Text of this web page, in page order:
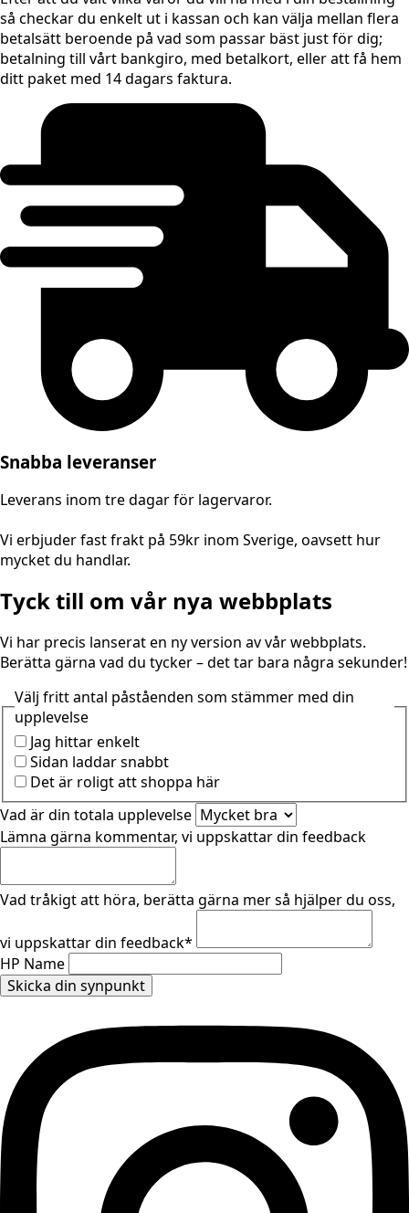
så checkar du enkelt ut i kassan och kan välja mellan flera
betalsätt beroende på vad som passar bäst just för dig;
betalning till vårt bankgiro, med betalkort, eller att få hem
ditt paket med 14 dagars faktura.
Snabba leveranser
Leverans inom tre dagar för lagervaror.
Vi erbjuder fast frakt på 59kr inom Sverige, oavsett hur
mycket du handlar.
Tyck till om vår nya webbplats
Vi har precis lanserat en ny version av vår webbplats.
Berätta gärna vad du tycker – det tar bara några sekunder!
Välj fritt antal påståenden som stämmer med din
upplevelse
Jag hittar enkelt
Sidan laddar snabbt
Det är roligt att shoppa här
Vad är din totala upplevelse
Lämna gärna kommentar, vi uppskattar din feedback
Vad tråkigt att höra, berätta gärna mer så hjälper du oss,
vi uppskattar din feedback*
HP Name
Skicka din synpunkt